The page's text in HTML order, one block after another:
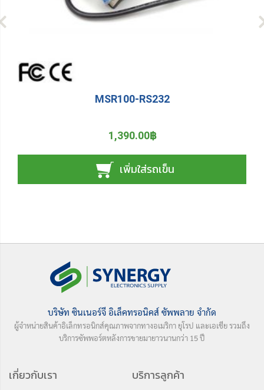
MSR100-RS232
1,390.00฿
เพิ่มใส่รถเข็น
บริษัท ซินเนอร์จี อิเล็คทรอนิคส์ ซัพพลาย จำกัด
ผู้จำหน่ายสินค้าอิเล็กทรอนิกส์คุณภาพจากทางอเมริกา ยุโรป และเอเชีย รวมถึง
บริการซัพพอร์ตหลังการขายมายาวนานกว่า 15 ปี
เกี่ยวกับเรา บริการลูกค้า